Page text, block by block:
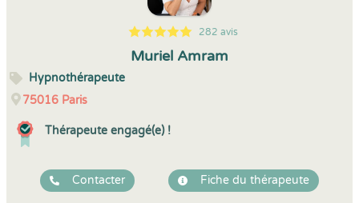
5
1
5
282 282 avis
Muriel Amram
Hypnothérapeute
75016 Paris
Thérapeute engagé(e) !
Contacter Fiche du thérapeute